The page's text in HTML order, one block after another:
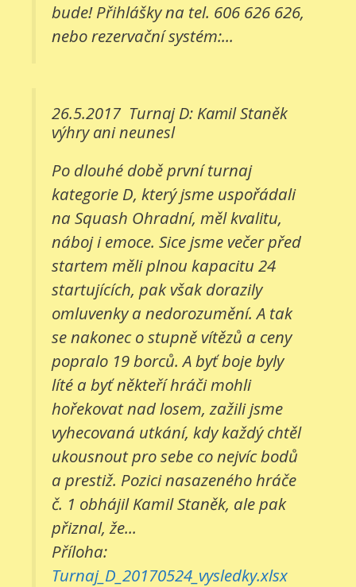
bude! Přihlášky na tel. 606 626 626,
nebo rezervační systém:...
26.5.2017 Turnaj D: Kamil Staněk
výhry ani neunesl
Po dlouhé době první turnaj
kategorie D, který jsme uspořádali
na Squash Ohradní, měl kvalitu,
náboj i emoce. Sice jsme večer před
startem měli plnou kapacitu 24
startujících, pak však dorazily
omluvenky a nedorozumění. A tak
se nakonec o stupně vítězů a ceny
popralo 19 borců. A byť boje byly
líté a byť někteří hráči mohli
hořekovat nad losem, zažili jsme
vyhecovaná utkání, kdy každý chtěl
ukousnout pro sebe co nejvíc bodů
a prestiž. Pozici nasazeného hráče
č. 1 obhájil Kamil Staněk, ale pak
přiznal, že...
Příloha:
Turnaj_D_20170524_vysledky.xlsx